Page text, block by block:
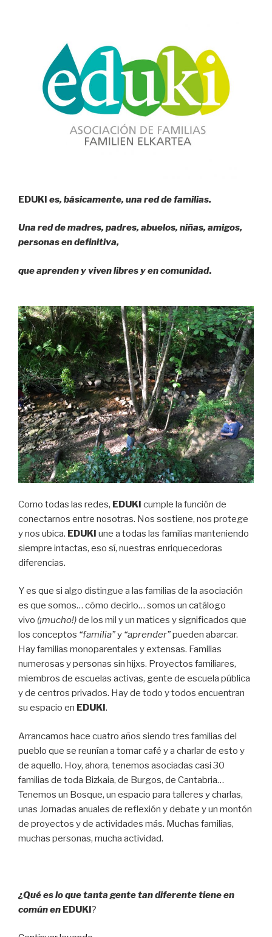
EDUKI es, básicamente, una red de familias.
Una red de madres, padres, abuelos, niñas, amigos,
personas en definitiva,
que aprenden y viven libres y en comunidad.
Como todas las redes, EDUKI cumple la función de
conectarnos entre nosotras. Nos sostiene, nos protege
y nos ubica. EDUKI une a todas las familias manteniendo
siempre intactas, eso sí, nuestras enriquecedoras
diferencias.
Y es que si algo distingue a las familias de la asociación
es que somos… cómo decirlo… somos un catálogo
vivo (¡mucho!)de los mil y un matices y significados que
los conceptos “familia”y “aprender”pueden abarcar.
Hay familias monoparentales y extensas. Familias
numerosas y personas sin hijxs. Proyectos familiares,
miembros de escuelas activas, gente de escuela pública
y de centros privados. Hay de todo y todos encuentran
su espacio en EDUK .
Arrancamos hace cuatro años siendo tres familias del
pueblo que se reunían a tomar café y a charlar de esto y
de aquello. Hoy, ahora, tenemos asociadas casi 30
familias de toda Bizkaia, de Burgos, de Cantabria…
Tenemos un Bosque, un espacio para talleres y charlas,
unas Jornadas anuales de reflexión y debate y un montón
de proyectos y de actividades más. Muchas familias,
muchas personas, mucha actividad.
¿Qué es lo que tanta gente tan diferente tiene en
común en EDUKI?